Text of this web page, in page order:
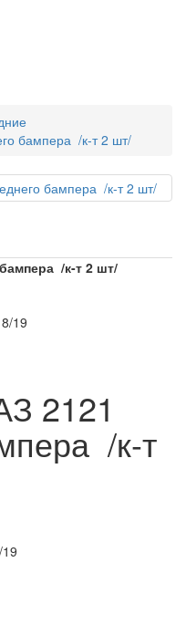
бампера /к-т 2 шт/
/к-т 2 шт/
19
2121
/к-т